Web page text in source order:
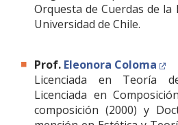
Orquesta de Cuerdas de la
Universidad de Chile.
Prof. Eleonora Coloma
Licenciada en Teoría
Licenciada en
composición (2000) y